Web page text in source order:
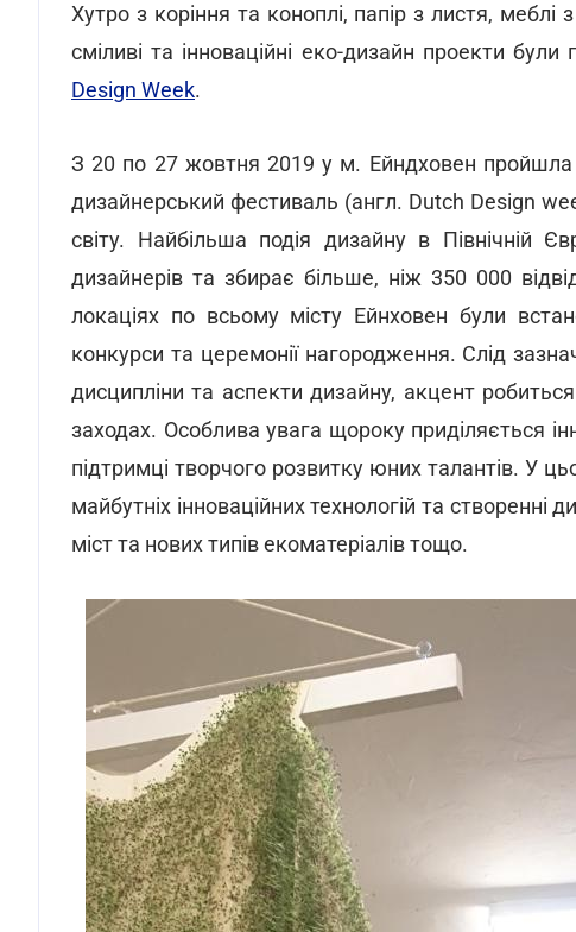
Хутро з коріння та коноплі, папір з листя,
сміливі та інноваційні еко-дизайн проекти
Design Week.
З 20 по 27 жовтня 2019 у м. Ейндховен пройшла
дизайнерський фестиваль (англ. Dutch Design
світу. Найбільша подія дизайну в Північній
дизайнерів та збирає більше, ніж 350 000
локаціях по всьому місту Ейнховен були
конкурси та церемонії нагородження. Слід
дисципліни та аспекти дизайну, акцент
заходах. Особлива увага щороку приділяється
підтримці творчого розвитку юних талантів. У
майбутніх інноваційних технологій та
міст та нових типів екоматеріалів тощо.